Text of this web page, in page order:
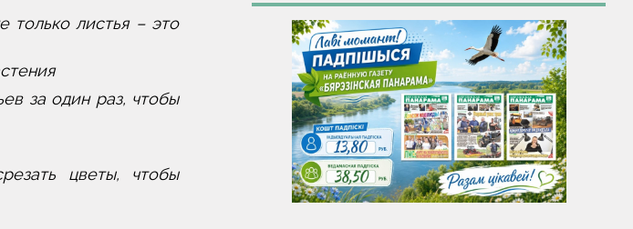
только листья – это
за один раз, чтобы
цветы, чтобы